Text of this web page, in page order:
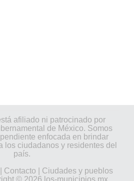
afiliado ni patrocinado por
de México. Somos
enfocada en brindar
los ciudadanos y residentes del
país.
Contacto
Ciudades y pueblos
© 2026 los-municipios.mx